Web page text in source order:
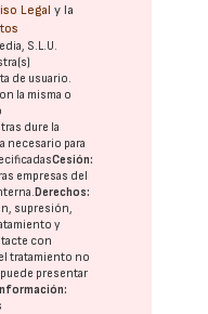
Legal y la
S.L.U.
de usuario.
la misma o
dure la
necesario para
Cesión:
empresas del
Derechos:
supresión,
y
con
tratamiento no
presentar